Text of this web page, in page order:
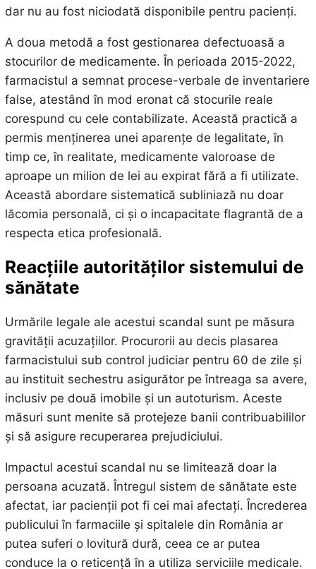
dar nu au fost niciodată disponibile pentru pacienți.
A doua metodă a fost gestionarea defectuoasă a
stocurilor de medicamente. În perioada 2015-2022,
farmacistul a semnat procese-verbale de inventariere
false, atestând în mod eronat că stocurile reale
corespund cu cele contabilizate. Această practică a
permis menținerea unei aparențe de legalitate, în
timp ce, în realitate, medicamente valoroase de
aproape un milion de lei au expirat fără a fi utilizate.
Această abordare sistematică subliniază nu doar
lăcomia personală, ci și o incapacitate flagrantă de a
respecta etica profesională.
Reacțiile autorităților sistemului de
sănătate
Urmările legale ale acestui scandal sunt pe măsura
gravității acuzațiilor. Procurorii au decis plasarea
farmacistului sub control judiciar pentru 60 de zile și
au instituit sechestru asigurător pe întreaga sa avere,
inclusiv pe două imobile și un autoturism. Aceste
măsuri sunt menite să protejeze banii contribuabililor
și să asigure recuperarea prejudiciului.
Impactul acestui scandal nu se limitează doar la
persoana acuzată. Întregul sistem de sănătate este
afectat, iar pacienții pot fi cei mai afectați. Încrederea
publicului în farmaciile și spitalele din România ar
putea suferi o lovitură dură, ceea ce ar putea
conduce la o reticență în a utiliza serviciile medicale.